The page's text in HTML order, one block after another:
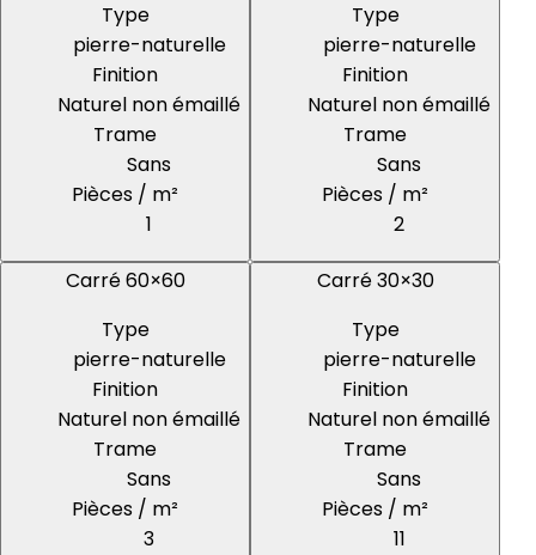
Type
pierre-naturelle
Finition
Naturel non émaillé
Trame
Sans
Pièces / m²
1
Type
pierre-naturelle
Finition
Naturel non émaillé
Trame
Sans
Pièces / m²
2
Carré 60×60
Type
pierre-naturelle
Finition
Naturel non émaillé
Trame
Sans
Pièces / m²
3
Carré 30×30
Type
pierre-naturelle
Finition
Naturel non émaillé
Trame
Sans
Pièces / m²
11